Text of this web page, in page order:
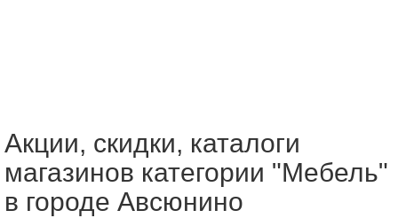
Акции, скидки, каталоги
магазинов категории "Мебель"
в городе Авсюнино